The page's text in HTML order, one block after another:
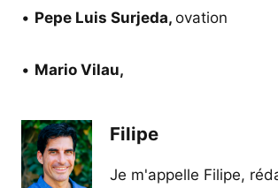
• Pepe Luis Surjeda, ovation
• Mario Vilau,
Filipe
Je m'appelle Filipe,